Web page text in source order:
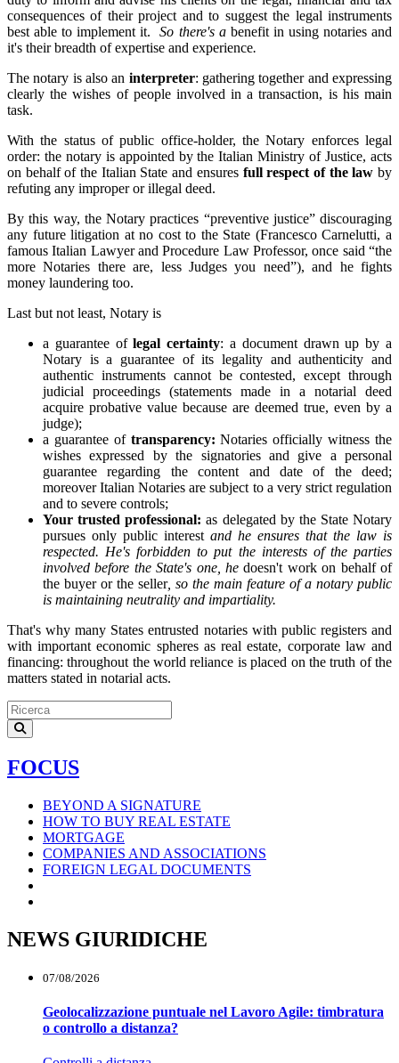
consequences of their project and to suggest the legal instruments
best able to implement it.
So there's a benefit in using notaries and
it's their breadth of expertise and experience.
The notary is also an interpreter: gathering together and expressing
clearly the wishes of people involved in a transaction, is his main
task.
With the status of public office-holder, the Notary enforces legal
order: the notary is appointed by the Italian Ministry of Justice, acts
on behalf of the Italian State and ensures full respect of the law by
refuting any improper or illegal deed.
By this way, the Notary practices “preventive justice” discouraging
any future litigation at no cost to the State (Francesco Carnelutti, a
famous Italian Lawyer and Procedure Law Professor, once said “the
more Notaries there are, less Judges you need”), and he fights
money laundering too.
Last but not least, Notary is
a guarantee oflegal certainty: a document drawn up by a
Notary is a guarantee of its legality and authenticity and
authentic instruments cannot be contested, except through
judicial proceedings (statements made in a notarial deed
acquire probative value because are deemed true, even by a
judge);
a guarantee of transparency:Notaries officially witness the
wishes expressed by the signatories and give a personal
guarantee regarding the content and date of the deed;
moreover Italian Notaries are subject to a very strict regulation
and to severe controls;
Your trusted professional: as delegated by the State Notary
pursues only public interest and he ensures that the law is
respected. He's forbidden to put the interests of the parties
involved before the State's one, hedoesn't work on behalf of
the buyer or the seller, so the main feature of a notary public
is maintaining neutrality and impartiality.
That's why many States entrusted notaries with public registers and
with important economic spheres as real estate, corporate law and
financing: throughout the world reliance is placed on the truth of the
matters stated in notarial acts.
FOCUS
BEYOND A SIGNATURE
HOW TO BUY REAL ESTATE
MORTGAGE
COMPANIES AND ASSOCIATIONS
FOREIGN LEGAL DOCUMENTS
NEWS GIURIDICHE
07/08/2026
Geolocalizzazione puntuale nel Lavoro Agile: timbratura
o controllo a distanza?